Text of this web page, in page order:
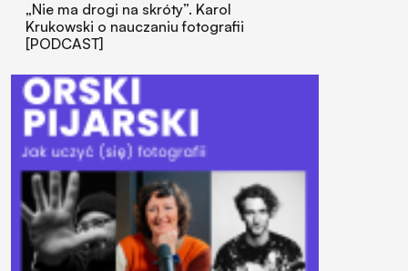
„Nie ma drogi na skróty”. Karol
Krukowski o nauczaniu fotografii
[PODCAST]